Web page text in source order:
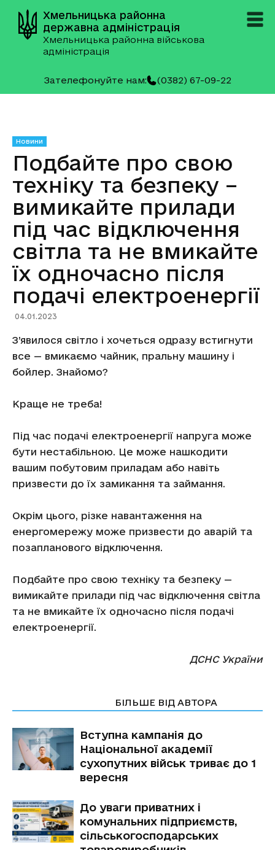
Хмельницька районна
державна адміністрація
Хмельницька районна військова
адміністрація
Зателефонуйте нам: (0382) 67-09-22
Новини
Подбайте про свою
техніку та безпеку –
вимикайте прилади
під час відключення
світла та не вмикайте
їх одночасно після
подачі електроенергії
04.01.2023
З’явилося світло і хочеться одразу встигнути
все — вмикаємо чайник, пральну машину і
бойлер. Знайомо?
Краще не треба!
Під час подачі електроенергії напруга може
бути нестабільною. Це може нашкодити
вашим побутовим приладам або навіть
призвести до їх замикання та займання.
Окрім цього, різке навантаження на
енергомережу може призвести до аварій та
позапланового відключення.
Подбайте про свою техніку та безпеку —
вимикайте прилади під час відключення світла
та не вмикайте їх одночасно після подачі
електроенергії.
ДСНС України
БІЛЬШЕ ВІД АВТОРА
Вступна кампанія до
Національної академії
сухопутних військ триває до 1
вересня
До уваги приватних і
комунальних підприємств,
сільськогосподарських